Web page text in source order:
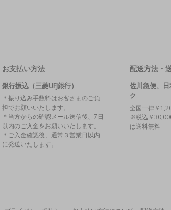
お支払い方法
銀行振込（三菱UFJ銀行）
＊振り込み手数料はお客さまのご負
担でお願いいたします。
＊当方からの確認メール送信後、7日
以内のご入金をお願いいたします。
＊ご入金確認後、通常３営業日以内
に発送いたします。
配送方法・
佐川急便、
ク
全国一律￥
※税込￥
は送料無料